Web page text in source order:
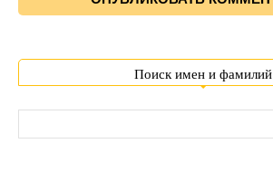
Поиск имен и фамилий